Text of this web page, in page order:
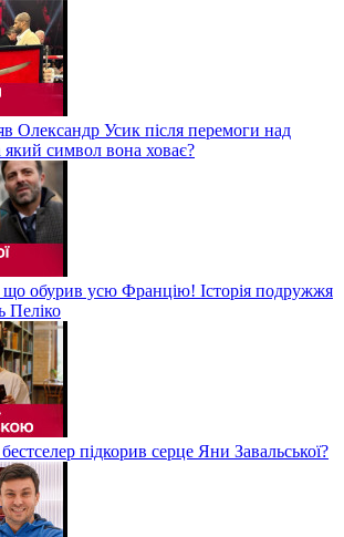
Олександр Усик після перемоги над
символ вона ховає?
обурив усю Францію! Історія подружжя
Пеліко
підкорив серце Яни Завальської?